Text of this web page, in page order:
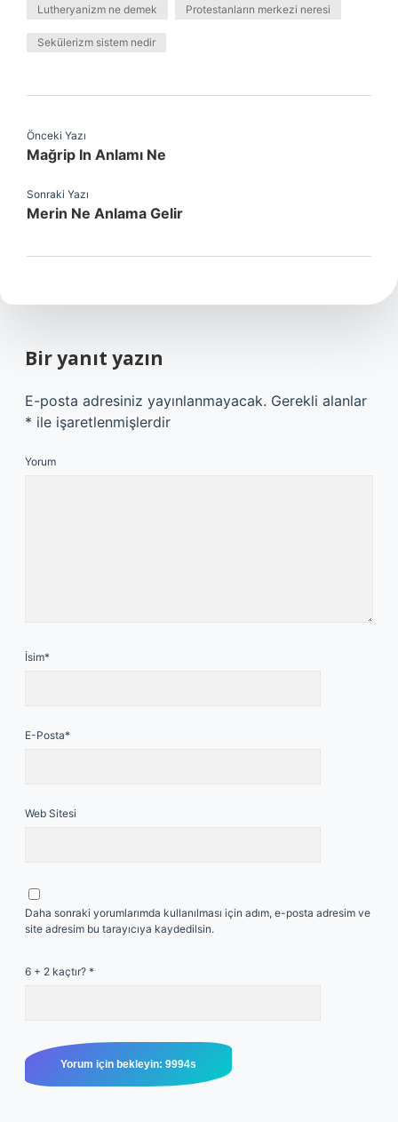
Lutheryanizm ne demek Protestanların merkezi neresi
Sekülerizm sistem nedir
Önceki Yazı
Mağrip In Anlamı Ne
Sonraki Yazı
Merin Ne Anlama Gelir
Bir yanıt yazın
E-posta adresiniz yayınlanmayacak. Gerekli alanlar
* ile işaretlenmişlerdir
Yorum
İsim*
E-Posta*
Web Sitesi
Daha sonraki yorumlarımda kullanılması için adım, e-posta adresim ve
site adresim bu tarayıcıya kaydedilsin.
6 + 2 kaçtır? *